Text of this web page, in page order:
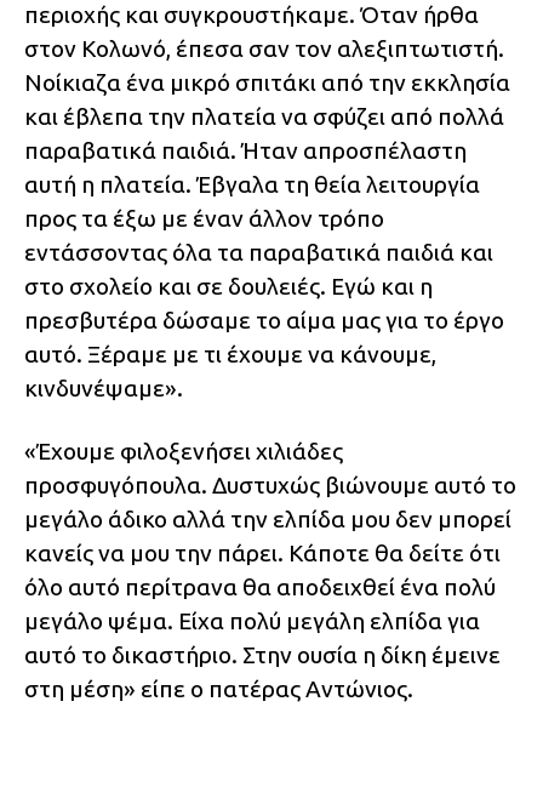
περιοχής και συγκρουστήκαμε. Όταν ήρθα
στον Κολωνό, έπεσα σαν τον αλεξιπτωτιστή.
Νοίκιαζα ένα μικρό σπιτάκι από την εκκλησία
και έβλεπα την πλατεία να σφύζει από πολλά
παραβατικά παιδιά. Ήταν απροσπέλαστη
αυτή η πλατεία. Έβγαλα τη θεία λειτουργία
προς τα έξω με έναν άλλον τρόπο
εντάσσοντας όλα τα παραβατικά παιδιά και
στο σχολείο και σε δουλειές. Εγώ και η
πρεσβυτέρα δώσαμε το αίμα μας για το έργο
αυτό. Ξέραμε με τι έχουμε να κάνουμε,
κινδυνέψαμε».
«Έχουμε φιλοξενήσει χιλιάδες
προσφυγόπουλα. Δυστυχώς βιώνουμε αυτό το
μεγάλο άδικο αλλά την ελπίδα μου δεν μπορεί
κανείς να μου την πάρει. Κάποτε θα δείτε ότι
όλο αυτό περίτρανα θα αποδειχθεί ένα πολύ
μεγάλο ψέμα. Είχα πολύ μεγάλη ελπίδα για
αυτό το δικαστήριο. Στην ουσία η δίκη έμεινε
στη μέση» είπε ο πατέρας Αντώνιος.